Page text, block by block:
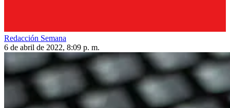
Redacción Semana
6 de abril de 2022, 8:09 p. m.